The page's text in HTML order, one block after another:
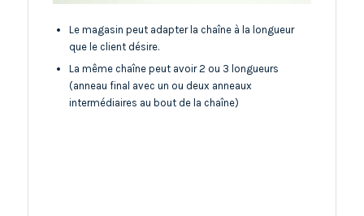
Le magasin peut adapter la chaîne à la longueur
que le client désire.
La même chaîne peut avoir 2 ou 3 longueurs
(anneau final avec un ou deux anneaux
intermédiaires au bout de la chaîne)